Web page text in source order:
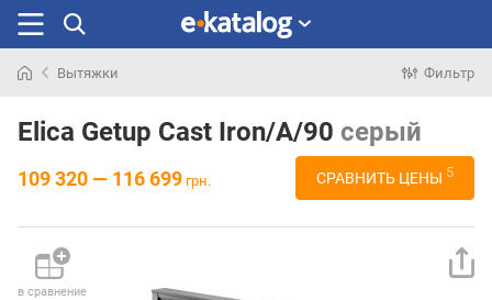
раньше
Вытяжки Фильтр
Elica Getup Cast Iron/A/90 серый
109 320 — 116 699 грн. СРАВНИТЬ ЦЕНЫ 5
в сравнение